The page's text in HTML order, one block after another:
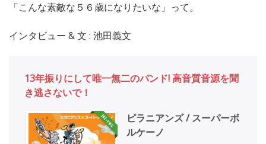
「こんな素敵な５６歳になりたいな」って。
インタビュー & 文 : 池田義文
13年振りにして唯一無二のバンド! 高音質音源を聞
き逃さないで！
ピラニアンズ / スーパーボ
ルケーノ